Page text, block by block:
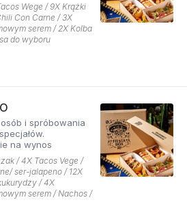
Wege / 9X Krążki
Con Carne / 3X
serem / 2X Kolba
do wyboru
i spróbowania
na wynos
/ 4X Tacos Vege /
ser-jalapeno / 12X
/ 4X
serem / Nachos /